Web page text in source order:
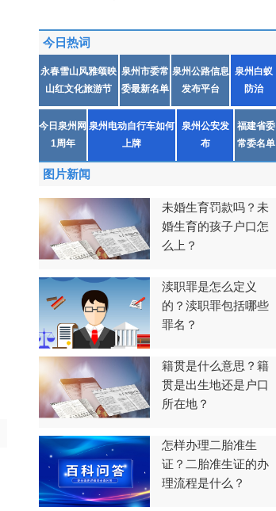
今日热词
永春雪山风雅颂映
山红文化旅游节
泉州市委常
委最新名单
泉州公路信息
发布平台
泉州白蚁
防治
今日泉州网
1周年
泉州电动自行车如何
上牌
泉州公安发
布
福建省委
常委名单
图片新闻
未婚生育罚款吗？未
婚生育的孩子户口怎
么上？
渎职罪是怎么定义
的？渎职罪包括哪些
罪名？
籍贯是什么意思？籍
贯是出生地还是户口
所在地？
怎样办理二胎准生
证？二胎准生证的办
理流程是什么？